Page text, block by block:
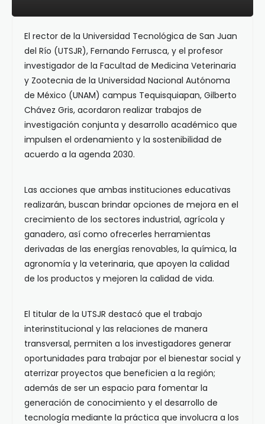
El rector de la Universidad Tecnológica de San Juan
del Río (UTSJR), Fernando Ferrusca, y el profesor
investigador de la Facultad de Medicina Veterinaria
y Zootecnia de la Universidad Nacional Autónoma
de México (UNAM) campus Tequisquiapan, Gilberto
Chávez Gris, acordaron realizar trabajos de
investigación conjunta y desarrollo académico que
impulsen el ordenamiento y la sostenibilidad de
acuerdo a la agenda 2030.
Las acciones que ambas instituciones educativas
realizarán, buscan brindar opciones de mejora en el
crecimiento de los sectores industrial, agrícola y
ganadero, así como ofrecerles herramientas
derivadas de las energías renovables, la química, la
agronomía y la veterinaria, que apoyen la calidad
de los productos y mejoren la calidad de vida.
El titular de la UTSJR destacó que el trabajo
interinstitucional y las relaciones de manera
transversal, permiten a los investigadores generar
oportunidades para trabajar por el bienestar social y
aterrizar proyectos que beneficien a la región;
además de ser un espacio para fomentar la
generación de conocimiento y el desarrollo de
tecnología mediante la práctica que involucra a los